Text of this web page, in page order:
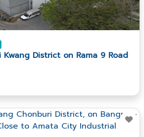
Kwang District on Rama 9 Road